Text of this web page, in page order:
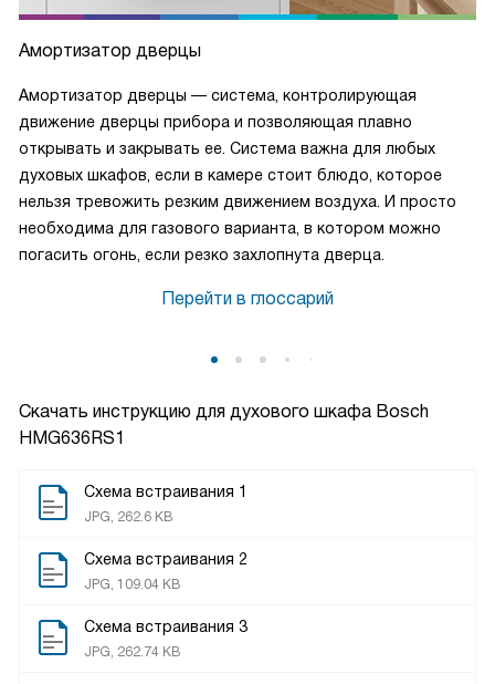
Скачать инструкцию для духового шкафа Bosch
HMG636RS1
Схема встраивания 1
JPG, 262.6 KB
Схема встраивания 2
JPG, 109.04 KB
Схема встраивания 3
JPG, 262.74 KB
Амортизатор дверцы
Амортизатор дверцы — система, контролирующая
движение дверцы прибора и позволяющая плавно
открывать и закрывать ее. Система важна для любых
духовых шкафов, если в камере стоит блюдо, которое
нельзя тревожить резким движением воздуха. И просто
необходима для газового варианта, в котором можно
погасить огонь, если резко захлопнута дверца.
Перейти в глоссарий